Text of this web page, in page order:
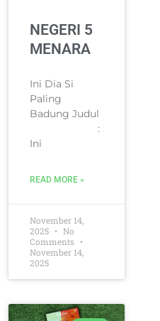
NEGERI 5
MENARA
Ini Dia Si
Paling
Badung Judul
:
Ini
READ MORE »
November 14,
2025
No
Comments
November 14,
2025